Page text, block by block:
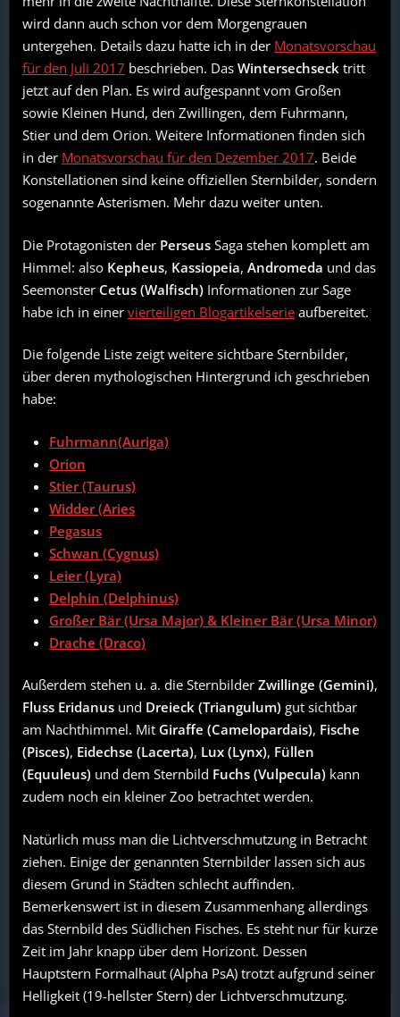
wird dann auch schon vor dem Morgengrauen
untergehen. Details dazu hatte ich in der Monatsvorschau
für den Juli 2017 beschrieben. Das Wintersechseck tritt
jetzt auf den Plan. Es wird aufgespannt vom Großen
sowie Kleinen Hund, den Zwillingen, dem Fuhrmann,
Stier und dem Orion. Weitere Informationen finden sich
in der Monatsvorschau für den Dezember 2017. Beide
Konstellationen sind keine offiziellen Sternbilder, sondern
sogenannte Asterismen. Mehr dazu weiter unten.
Die Protagonisten der Perseus Saga stehen komplett am
Himmel: also Kepheus, Kassiopeia, Andromeda und das
Seemonster Cetus (Walfisch) Informationen zur Sage
habe ich in einer vierteiligen Blogartikelserie aufbereitet.
Die folgende Liste zeigt weitere sichtbare Sternbilder,
über deren mythologischen Hintergrund ich geschrieben
habe:
Fuhrmann(Auriga)
Orion
Stier (Taurus)
Widder (Aries
Pegasus
Schwan (Cygnus)
Leier (Lyra)
Delphin (Delphinus)
Großer Bär (Ursa Major) & Kleiner Bär (Ursa Minor)
Drache (Draco)
Außerdem stehen u. a. die Sternbilder Zwillinge (Gemini),
Fluss Eridanus und Dreieck (Triangulum) gut sichtbar
am Nachthimmel. Mit Giraffe (Camelopardais), Fische
(Pisces), Eidechse (Lacerta), Lux (Lynx), Füllen
(Equuleus) und dem Sternbild Fuchs (Vulpecula) kann
zudem noch ein kleiner Zoo betrachtet werden.
Natürlich muss man die Lichtverschmutzung in Betracht
ziehen. Einige der genannten Sternbilder lassen sich aus
diesem Grund in Städten schlecht auffinden.
Bemerkenswert ist in diesem Zusammenhang allerdings
das Sternbild des Südlichen Fisches. Es steht nur für kurze
Zeit im Jahr knapp über dem Horizont. Dessen
Hauptstern Formalhaut (Alpha PsA) trotzt aufgrund seiner
Helligkeit (19-hellster Stern) der Lichtverschmutzung.